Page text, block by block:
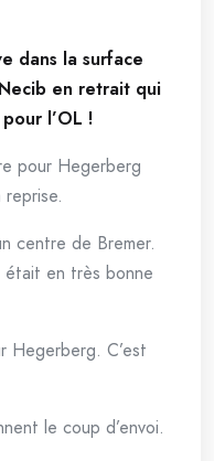
dans la surface
en retrait qui
l’OL !
pour Hegerberg
centre de Bremer.
était en très bonne
Hegerberg. C’est
le coup d’envoi.